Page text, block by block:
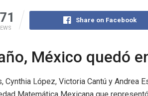
Share on Facebook
México quedó
Cynthia López, Victoria Cantú y Andrea